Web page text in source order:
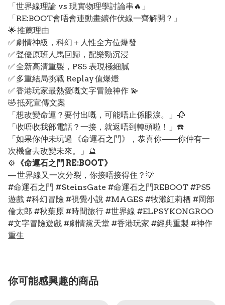
「世界線理論 vs 現實物理學討論串🔥」
「RE:BOOT會唔會連動畫續作伏線一齊解開？」
🌟 推薦理由
✅ 劇情神級，科幻＋人性全方位爆發
✅ 聲優原班人馬回歸，配樂勁沉浸
✅ 全新高清重製，PS5 表現極細膩
✅ 多重結局挑戰 Replay 值爆燈
✅ 香港玩家最熱愛嘅文字冒險神作 💫
🤣 抵死宣傳文案
「想改變命運？要付出嘅，可能唔止係眼淚。」🥀
「收唔收我部電話？一接，就返唔到轉頭啦！」☎️
「如果你仲未玩過 《命運石之門》，恭喜你——你仲有一
次機會去改變未來。」🔮
⚙️
《命運石之門 RE:BOOT》
— 世界線又一次分裂，你接唔接得住？💡
#命運石之門 #SteinsGate #命運石之門REBOOT #PS5
遊戲 #科幻冒險 #視覺小說 #MAGES #牧瀨紅莉栖 #岡部
倫太郎 #秋葉原 #時間旅行 #世界線 #ELPSYKONGROO
#文字冒險遊戲 #劇情黨天堂 #香港玩家 #經典重製 #神作
重生
你可能感興趣的商品